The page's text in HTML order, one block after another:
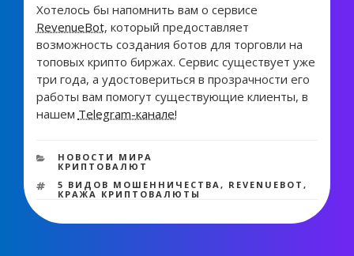
Хотелось бы напомнить вам о сервисе
RevenueBot, который предоставляет
возможность создания ботов для торговли на
топовых крипто биржах. Сервис существует уже
три года, а удостовериться в прозрачности его
работы вам помогут существующие клиенты, в
нашем Telegram-канале!
РУБРИКИ
НОВОСТИ МИРА
КРИПТОВАЛЮТ
МЕТКИ
5 ВИДОВ МОШЕННИЧЕСТВА, REVENUEBOT,
КРАЖА КРИПТОВАЛЮТЫ